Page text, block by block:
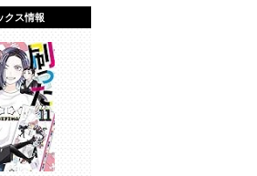
クス情報